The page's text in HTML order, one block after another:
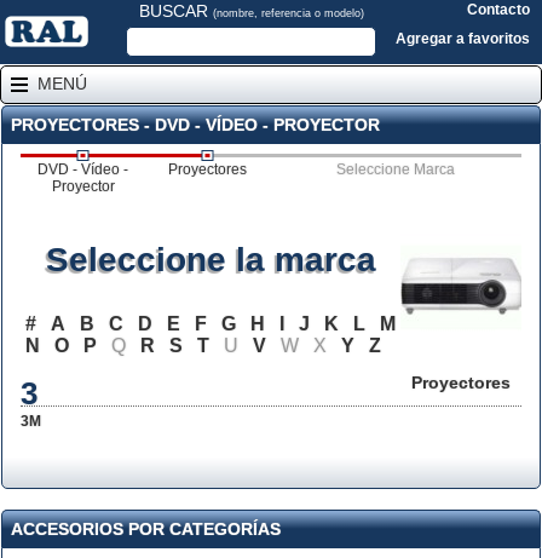
BUSCAR (nombre, referencia o modelo)
Contacto
Agregar a favoritos
MENÚ
PROYECTORES - DVD - VÍDEO - PROYECTOR
DVD - Vídeo -
Proyector
Proyectores Seleccione Marca
Proyectores
Seleccione la marca
# A B C D E F G H J K L
M
N
O P Q R S T U V W X Y Z
3
3M
ACCESORIOS POR CATEGORÍAS